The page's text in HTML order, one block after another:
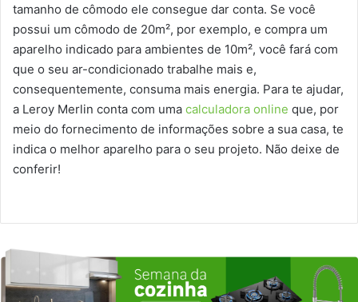
tamanho de cômodo ele consegue dar conta. Se você
possui um cômodo de 20m², por exemplo, e compra um
aparelho indicado para ambientes de 10m², você fará com
que o seu ar-condicionado trabalhe mais e,
consequentemente, consuma mais energia. Para te ajudar,
a Leroy Merlin conta com uma calculadora online que, por
meio do fornecimento de informações sobre a sua casa, te
indica o melhor aparelho para o seu projeto. Não deixe de
conferir!